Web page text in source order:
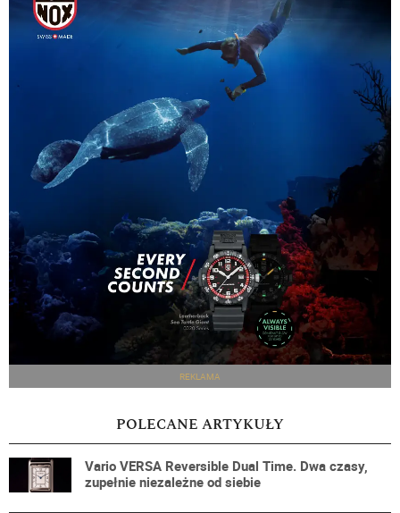
REKLAMA
POLECANE ARTYKUŁY
Vario VERSA Reversible Dual Time. Dwa czasy,
zupełnie niezależne od siebie